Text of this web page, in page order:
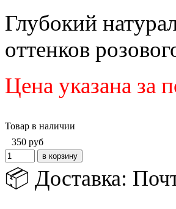
Глубокий
оттенков
Цена указана за
Товар в наличии
350 руб
📦 Доставка: